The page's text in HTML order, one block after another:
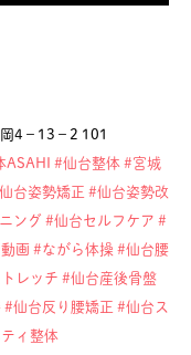
岡4−13−2 101
ASAHI #仙台整体 #宮城
台姿勢矯正 #仙台姿勢改
ング #仙台セルフケア #
画 #ながら体操 #仙台腰
レッチ #仙台産後骨盤
#仙台反り腰矯正 #仙台ス
ィ整体